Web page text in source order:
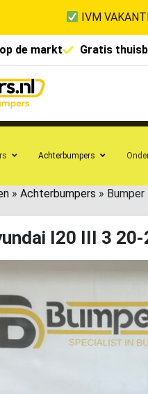
IVM
de markt Gratis
Achterbumpers
» Achterbumpers »
I20 III 3